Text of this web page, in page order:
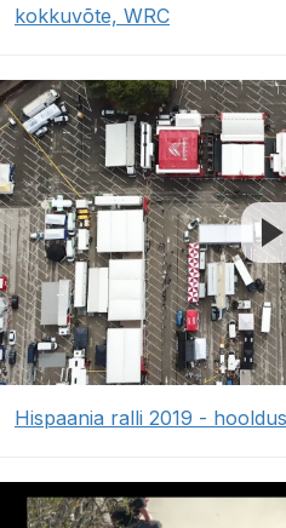
kokkuvõte, WRC
Hispaania ralli 2019 -